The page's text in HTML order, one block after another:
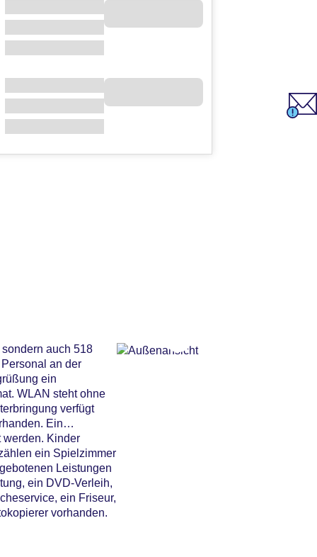
auch 518
an der
ein
WLAN steht ohne
verfügt
Ein
werden. Kinder
ein Spielzimmer
Leistungen
ein DVD-Verleih,
ein Friseur,
vorhanden.